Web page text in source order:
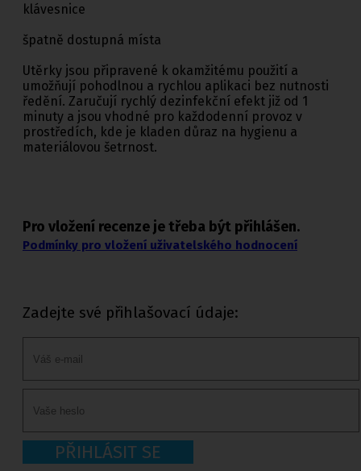
klávesnice
špatně dostupná místa
Utěrky jsou připravené k okamžitému použití a
umožňují pohodlnou a rychlou aplikaci bez nutnosti
ředění. Zaručují rychlý dezinfekční efekt již od 1
minuty a jsou vhodné pro každodenní provoz v
prostředích, kde je kladen důraz na hygienu a
materiálovou šetrnost.
Pro vložení recenze je třeba být přihlášen.
Podmínky pro vložení uživatelského hodnocení
Zadejte své přihlašovací údaje:
PŘIHLÁSIT SE